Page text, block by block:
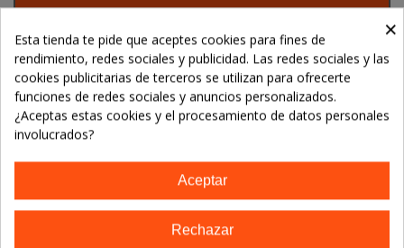
Referencia:
Marca: Yantar - un lugar de cosas buenas
No hay artículos
×
Esta tienda te pide que aceptes cookies para fines de
rendimiento, redes sociales y publicidad. Las redes sociales y las
cookies publicitarias de terceros se utilizan para ofrecerte
funciones de redes sociales y anuncios personalizados.
¿Aceptas estas cookies y el procesamiento de datos personales
involucrados?
Aceptar
Rechazar